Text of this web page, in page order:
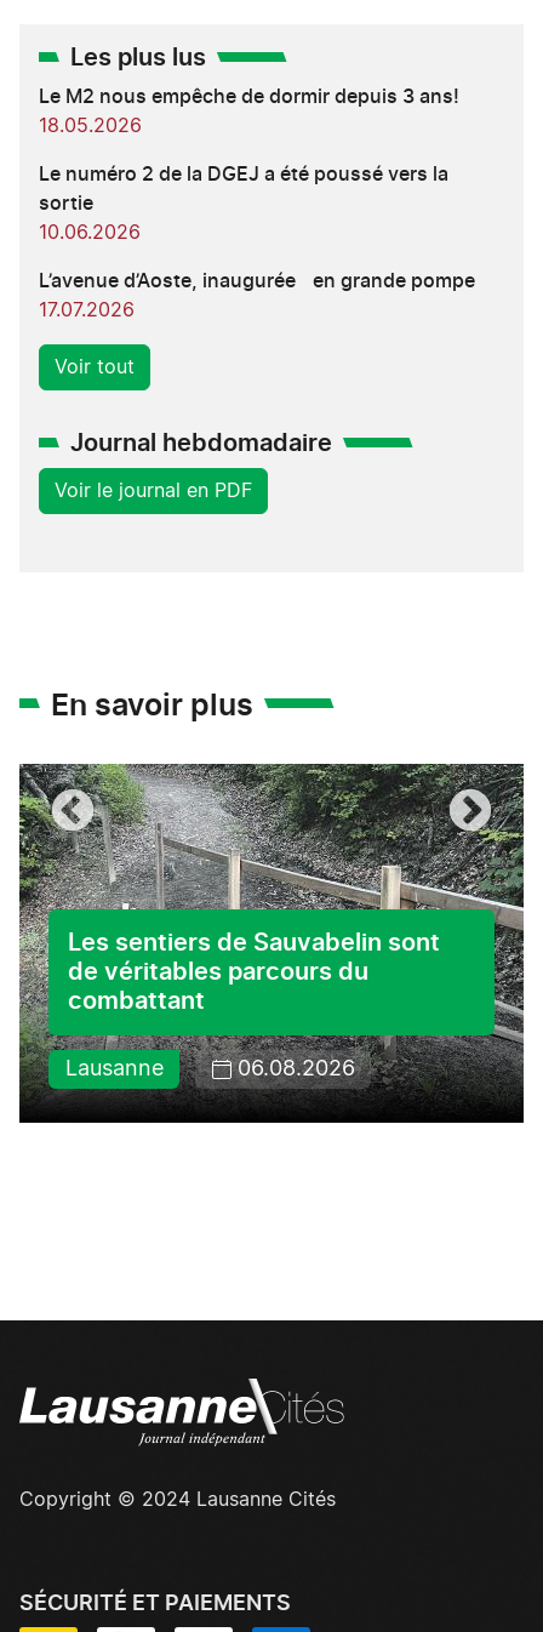
Les plus lus
Le M2 nous empêche de dormir depuis 3 ans!
18.05.2026
Le numéro 2 de la DGEJ a été poussé vers la
sortie
10.06.2026
L’avenue d’Aoste, inaugurée en grande pompe
17.07.2026
Voir tout
Journal hebdomadaire
Voir le journal en PDF
En savoir plus
Les sentiers de Sauvabelin sont
de véritables parcours du
combattant
Lausanne 06.08.2026
Copyright © 2024 Lausanne Cités
SÉCURITÉ ET PAIEMENTS